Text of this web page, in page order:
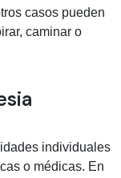
casos pueden
caminar o
individuales
o médicas. En